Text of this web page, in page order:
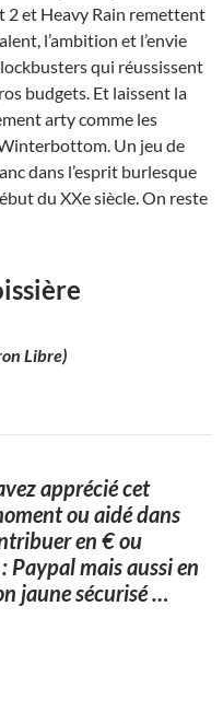
2 et Heavy Rain remettent
l’ambition et l’envie
qui réussissent
budgets. Et laissent la
arty comme les
Un jeu de
dans l’esprit burlesque
du XXe siècle. On reste
Libre)
apprécié cet
ou aidé dans
en € ou
Paypal mais aussi en
jaune sécurisé…